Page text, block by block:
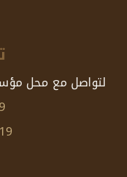
لتواصل مع محل